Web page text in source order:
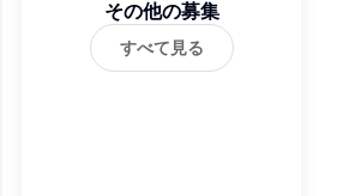
その他の募集
すべて見る